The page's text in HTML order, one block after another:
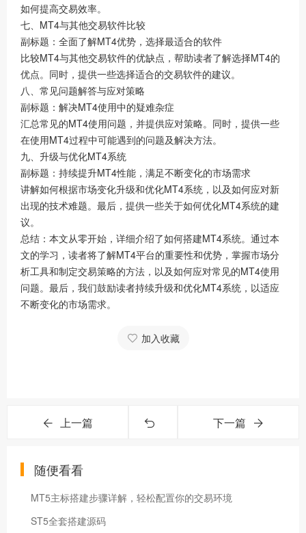
如何提高交易效率。
七、MT4与其他交易软件比较
副标题：全面了解MT4优势，选择最适合的软件
比较MT4与其他交易软件的优缺点，帮助读者了解选择MT4的
优点。同时，提供一些选择适合的交易软件的建议。
八、常见问题解答与应对策略
副标题：解决MT4使用中的疑难杂症
汇总常见的MT4使用问题，并提供应对策略。同时，提供一些
在使用MT4过程中可能遇到的问题及解决方法。
九、升级与优化MT4系统
副标题：持续提升MT4性能，满足不断变化的市场需求
讲解如何根据市场变化升级和优化MT4系统，以及如何应对新
出现的技术难题。最后，提供一些关于如何优化MT4系统的建
议。
总结：本文从零开始，详细介绍了如何搭建MT4系统。通过本
文的学习，读者将了解MT4平台的重要性和优势，掌握市场分
析工具和制定交易策略的方法，以及如何应对常见的MT4使用
问题。最后，我们鼓励读者持续升级和优化MT4系统，以适应
不断变化的市场需求。
加入收藏
上一篇 下一篇
随便看看
MT5主标搭建步骤详解，轻松配置你的交易环境
ST5全套搭建源码